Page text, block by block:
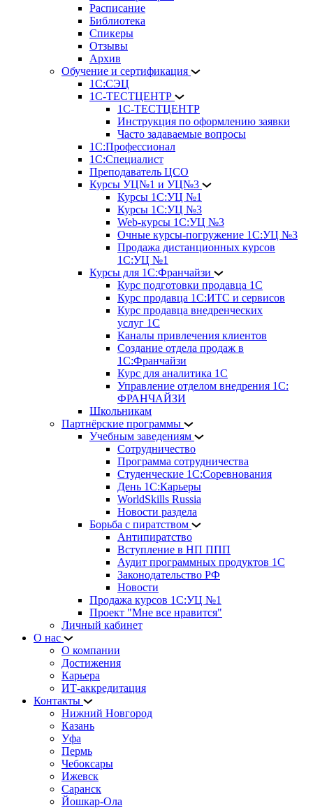
Расписание
Библиотека
Спикеры
Отзывы
Архив
Обучение и сертификация
1С:СЭЦ
1С-ТЕСТЦЕНТР
1С-ТЕСТЦЕНТР
Инструкция по оформлению заявки
Часто задаваемые вопросы
1С:Профессионал
1С:Специалист
Преподаватель ЦСО
Курсы УЦ№1 и УЦ№3
Курсы 1С:УЦ №1
Курсы 1С:УЦ №3
Web-курсы 1С:УЦ №3
Очные курсы-погружение 1С:УЦ №3
Продажа дистанционных курсов
1С:УЦ №1
Курсы для 1С:Франчайзи
Курс подготовки продавца 1С
Курс продавца 1С:ИТС и сервисов
Курс продавца внедренческих
услуг 1С
Каналы привлечения клиентов
Создание отдела продаж в
1С:Франчайзи
Курс для аналитика 1С
Управление отделом внедрения 1С:
ФРАНЧАЙЗИ
Школьникам
Партнёрские программы
Учебным заведениям
Сотрудничество
Программа сотрудничества
Студенческие 1С:Соревнования
День 1С:Карьеры
WorldSkills Russia
Новости раздела
Борьба с пиратством
Антипиратство
Вступление в НП ППП
Аудит программных продуктов 1С
Законодательство РФ
Новости
Продажа курсов 1С:УЦ №1
Проект "Мне все нравится"
Личный кабинет
О нас
О компании
Достижения
Карьера
ИТ-аккредитация
Контакты
Нижний Новгород
Казань
Уфа
Пермь
Чебоксары
Ижевск
Саранск
Йошкар-Ола